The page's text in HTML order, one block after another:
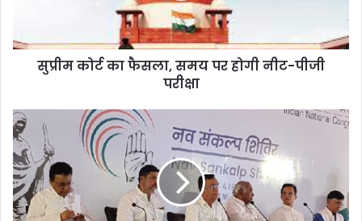
सुप्रीम कोर्ट का फैसला, समय पर होगी नीट-पीजी
परीक्षा